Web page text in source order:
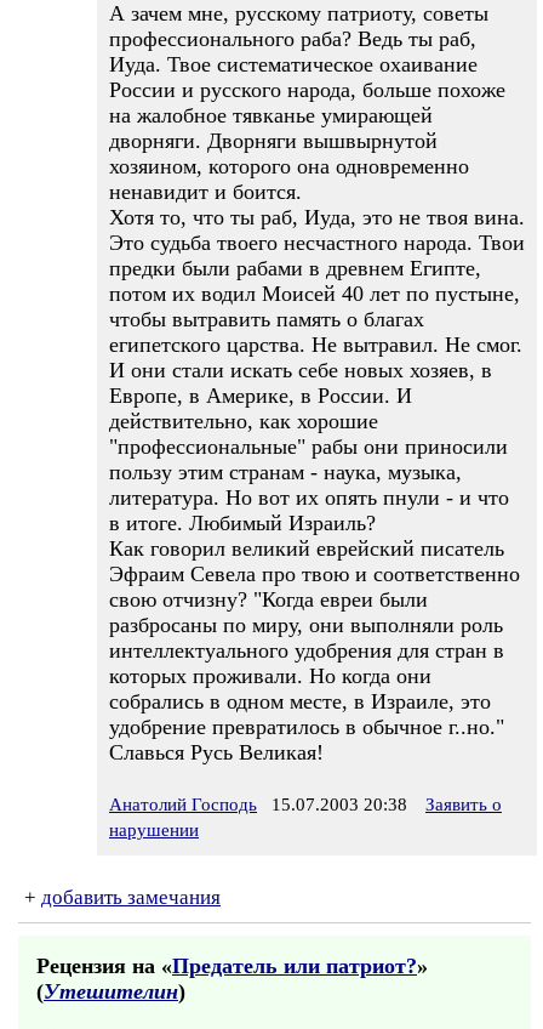
А зачем мне, русскому патриоту, советы
профессионального раба? Ведь ты раб,
Иуда. Твое систематическое охаивание
России и русского народа, больше похоже
на жалобное тявканье умирающей
дворняги. Дворняги вышвырнутой
хозяином, которого она одновременно
ненавидит и боится.
Хотя то, что ты раб, Иуда, это не твоя вина.
Это судьба твоего несчастного народа. Твои
предки были рабами в древнем Египте,
потом их водил Моисей 40 лет по пустыне,
чтобы вытравить память о благах
египетского царства. Не вытравил. Не смог.
И они стали искать себе новых хозяев, в
Европе, в Америке, в России. И
действительно, как хорошие
"профессиональные" рабы они приносили
пользу этим странам - наука, музыка,
литература. Но вот их опять пнули - и что
в итоге. Любимый Израиль?
Как говорил великий еврейский писатель
Эфраим Севела про твою и соответственно
свою отчизну? "Когда евреи были
разбросаны по миру, они выполняли роль
интеллектуального удобрения для стран в
которых проживали. Но когда они
собрались в одном месте, в Израиле, это
удобрение превратилось в обычное г..но."
Славься Русь Великая!
Анатолий Господь 15.07.2003 20:38
Заявить о
нарушении
+ добавить замечания
Рецензия на «Предатель или патриот?»
(Утешителин)